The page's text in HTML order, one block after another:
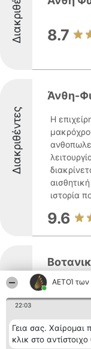
ΑΕΤΟΊ
22:03
Γεια σας.
κλικ στο
8.7
Διακριθέντες
Άνθη-
Η
ιστορία
9.6
Διακριθέντες
Το
στην
εκτενή